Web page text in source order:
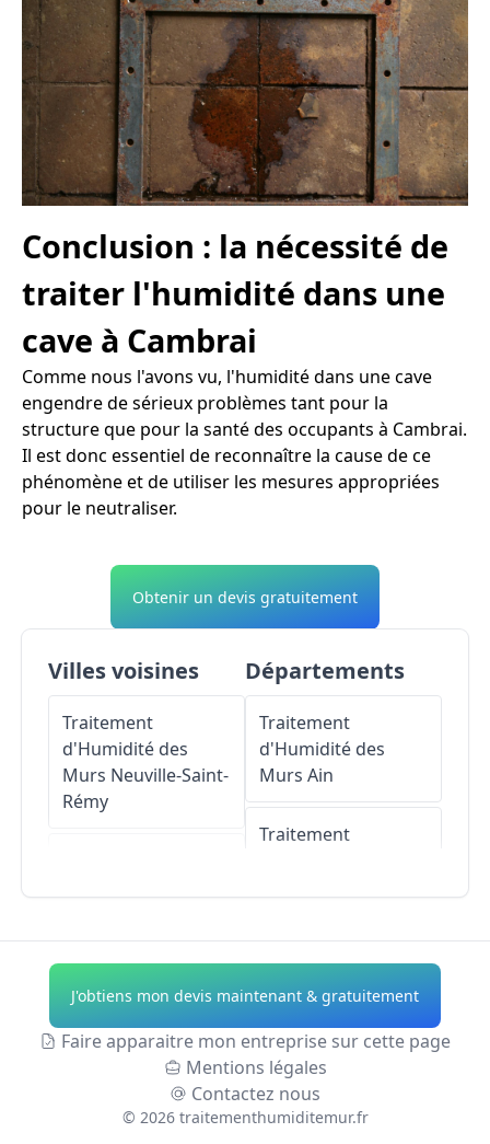
Conclusion : la nécessité de
traiter l'humidité dans une
cave à Cambrai
Comme nous l'avons vu, l'humidité dans une cave
engendre de sérieux problèmes tant pour la
structure que pour la santé des occupants à Cambrai.
Il est donc essentiel de reconnaître la cause de ce
phénomène et de utiliser les mesures appropriées
pour le neutraliser.
Obtenir un devis gratuitement
Villes voisines
Traitement
d'Humidité des
Murs Neuville-Saint-
Rémy
Traitement
d'Humidité des
MursProville
d'Humidité des
Départements
Traitement
d'Humidité des
Murs Ain
Traitement
Traitement
d'Humidité des
Murs Allier
Traitement
d'Humidité des
MursAlpes-de-
J'obtiens mon devis maintenant & gratuitement
Faire apparaitre mon entreprise sur cette page
Mentions légales
Contactez nous
© 2026 traitementhumiditemur.fr